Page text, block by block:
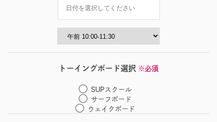
トーイングボード選択 ※必須
SUPスクール
サーフボード
ウェイクボード